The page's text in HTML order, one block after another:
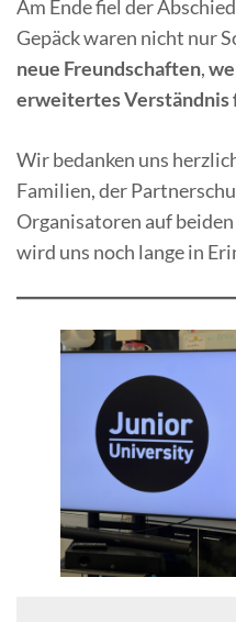
Am Ende fiel der
Gepäck waren nicht nur
neue Freundschaften,
erweitertes Verständnis
Wir bedanken uns
Familien, der
Organisatoren auf
wird uns noch lange in